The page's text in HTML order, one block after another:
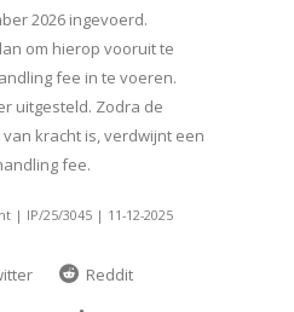
2026 ingevoerd.
om hierop vooruit te
fee in te voeren.
uitgesteld. Zodra de
kracht is, verdwijnt een
fee.
| IP/25/3045 | 11-12-2025
Reddit